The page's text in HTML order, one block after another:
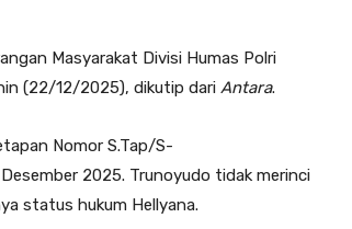
Masyarakat Divisi Humas Polri
(22/12/2025), dikutip dari Antara.
Nomor S.Tap/S-
2025. Trunoyudo tidak merinci
status hukum Hellyana.